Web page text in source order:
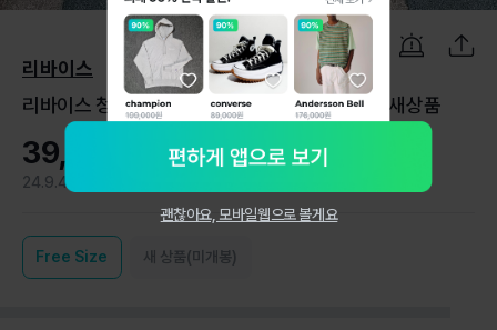
리바이스
리바이스 청바지 569 루즈핏 연청 데님 팬츠 28 새상품
39,000원
24.9.4
Free Size 새 상품(미개봉)
괜찮아요, 모바일웹으로 볼게요